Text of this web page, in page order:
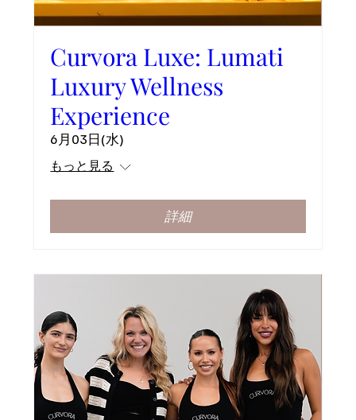
Curvora Luxe: Lumati
Luxury Wellness
Experience
6月03日(水)
もっと見る
詳細